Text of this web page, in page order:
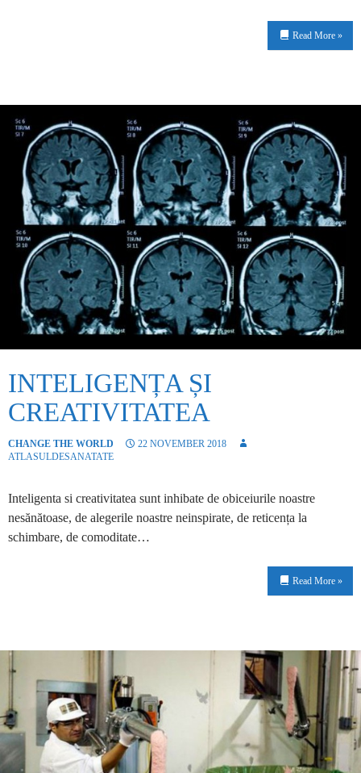
Read More »
INTELIGENȚA ȘI
CREATIVITATEA
CHANGE THE WORLD
22 NOVEMBER 2018
ATLASULDESANATATE
Inteligenta si creativitatea sunt inhibate de obiceiurile noastre
nesănătoase, de alegerile noastre neinspirate, de reticența la
schimbare, de comoditate…
Read More »